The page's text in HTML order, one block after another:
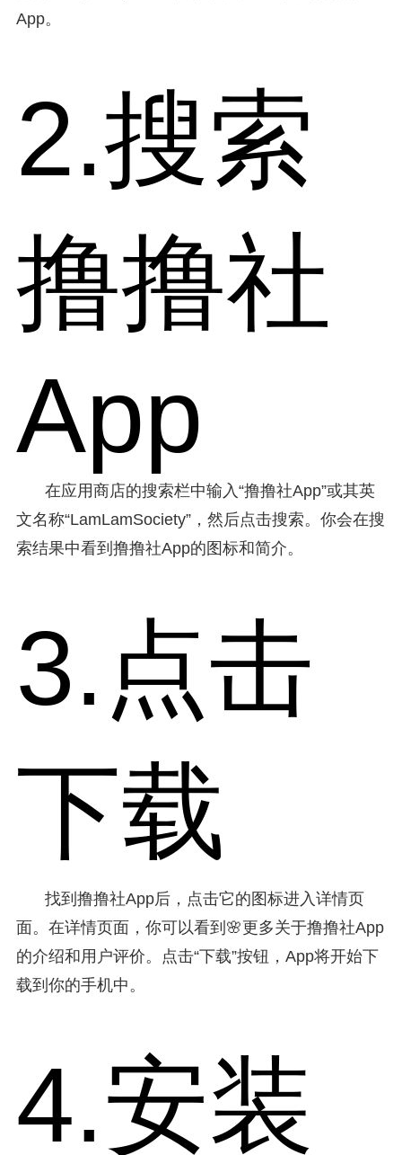
App。
2.搜索
撸撸社
App
在应用商店的搜索栏中输入“撸撸社App”或其英
文名称“LamLamSociety”，然后点击搜索。你会在搜
索结果中看到撸撸社App的图标和简介。
3.点击
下载
找到撸撸社App后，点击它的图标进入详情页
面。在详情页面，你可以看到🌸更多关于撸撸社App
的介绍和用户评价。点击“下载”按钮，App将开始下
载到你的手机中。
4.安装